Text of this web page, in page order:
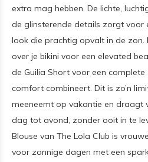
extra mag hebben. De lichte,
de glinsterende details zorgt voor
look die prachtig opvalt in de zon.
over je bikini voor een elevated
de Guilia Short voor een
comfort combineert. Dit is zo’n
meeneemt op vakantie en draagt
dag tot avond, zonder ooit in te
Blouse van The Lola Club is
voor zonnige dagen met een